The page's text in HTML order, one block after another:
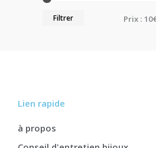
Filtrer Prix :
Lien rapide
à propos